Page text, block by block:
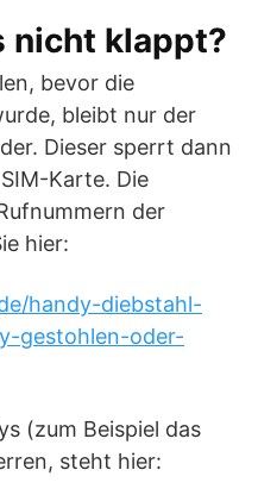
nicht klappt?
bevor die
bleibt nur der
Dieser sperrt dann
Karte. Die
der
hier:
handy-diebstahl-
gestohlen-oder-
(zum Beispiel das
steht hier: